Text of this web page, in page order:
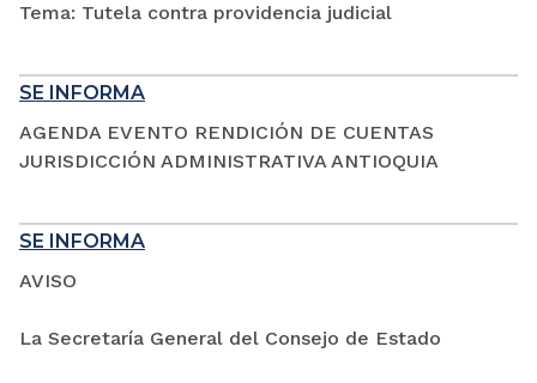
Tema: Tutela contra providencia judicial
SE INFORMA
AGENDA EVENTO RENDICIÓN DE CUENTAS
JURISDICCIÓN ADMINISTRATIVA ANTIOQUIA
SE INFORMA
AVISO
La Secretaría General del Consejo de Estado